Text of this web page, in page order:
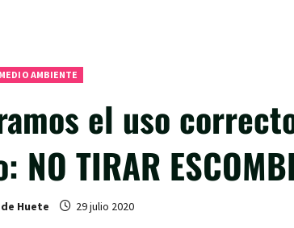
AMBIENTE
el uso
NO TIRAR
Huete 29 julio 2020